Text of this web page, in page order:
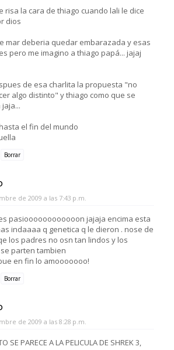
risa la cara de thiago cuando lali le dice
dios
mar deberia quedar embarazada y esas
pero me imagino a thiago papá... jajaj
de esa charlita la propuesta "no
algo distinto" y thiago como que se
el fin del mundo
Borrar
de 2009 a las 7:43 p.m.
pasioooooooooooon jajaja encima esta
indaaaa q genetica q le dieron . nose de
los padres no osn tan lindos y los
parten tambien
en fin lo amooooooo!
Borrar
de 2009 a las 8:28 p.m.
SE PARECE A LA PELICULA DE SHREK 3,